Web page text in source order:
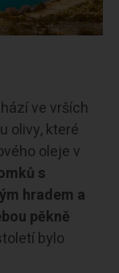
ve vrších
olivy, které
oleje v
s
hradem a
pěkně
bylo